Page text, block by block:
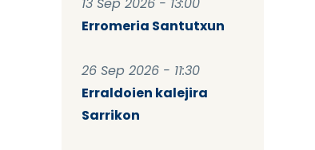
13 Sep 2026 - 13:00
Erromeria Santutxun
26 Sep 2026 - 11:30
Erraldoien kalejira
Sarrikon